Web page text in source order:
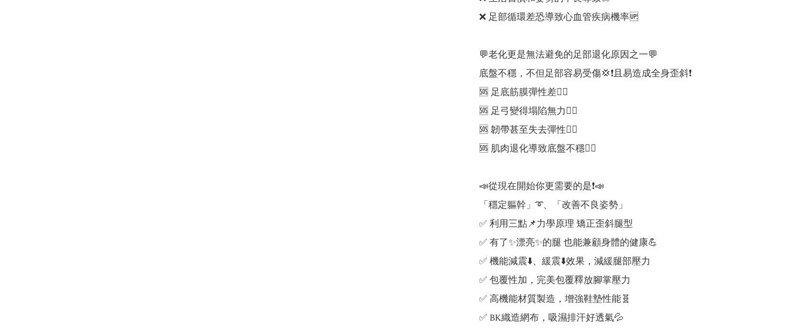
❌ 足部循環差恐導致心血管疾病機率🆙
💬老化更是無法避免的足部退化原因之一💬
底盤不穩，不但足部容易受傷💢❗️且易造成全身歪斜❗️
🆘 足底筋膜彈性差👈🏻
🆘 足弓變得塌陷無力👈🏻
🆘 韌帶甚至失去彈性👈🏻
🆘 肌肉退化導致底盤不穩👈🏻
📣從現在開始你更需要的是❗️📣
「穩定軀幹」➰、「改善不良姿勢」
✅ 利用三點📌力學原理 矯正歪斜腿型
✅ 有了✨漂亮✨的腿 也能兼顧身體的健康💪
✅ 機能減震⬇️、緩震⬇️效果，減緩腿部壓力
✅ 包覆性加，完美包覆釋放腳掌壓力
✅ 高機能材質製造，增強鞋墊性能🧬
✅ BK織造網布，吸濕排汗好透氣💦